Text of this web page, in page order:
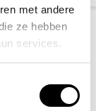
met andere
ze hebben
services.